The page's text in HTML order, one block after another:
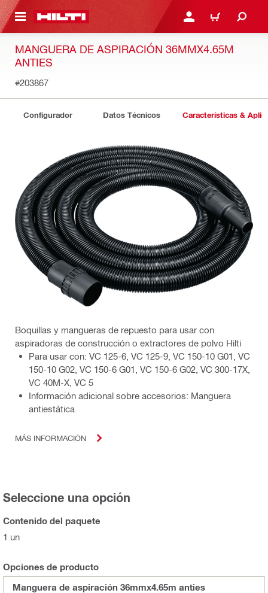
PRINCIPAL INICIE SESIÓN O
CARRITO
MANGUERA DE ASPIRACIÓN 36MMX4.65M
ANTIES
#203867
Configurador Datos Técnicos Características &
Boquillas y mangueras de repuesto para usar con
aspiradoras de construcción o extractores de polvo Hilti
Para usar con: VC 125-6, VC 125-9, VC 150-10 G01, VC
150-10 G02, VC 150-6 G01, VC 150-6 G02, VC 300-17X,
VC 40M-X, VC 5
Información adicional sobre accesorios: Manguera
antiestática
MÁS INFORMACIÓN
Seleccione una opción
Contenido del paquete
1 un
Opciones de producto
Manguera de aspiración 36mmx4.65m anties